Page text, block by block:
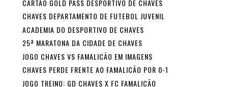
CARTÃO GOLD PASS DESPORTIVO DE CHAVES
CHAVES DEPARTAMENTO DE FUTEBOL JUVENIL
ACADEMIA DO DESPORTIVO DE CHAVES
25ª MARATONA DA CIDADE DE CHAVES
JOGO CHAVES VS FAMALICÃO EM IMAGENS
CHAVES PERDE FRENTE AO FAMALICÃO POR 0-1
JOGO TREINO: GD CHAVES X FC FAMALICÃO